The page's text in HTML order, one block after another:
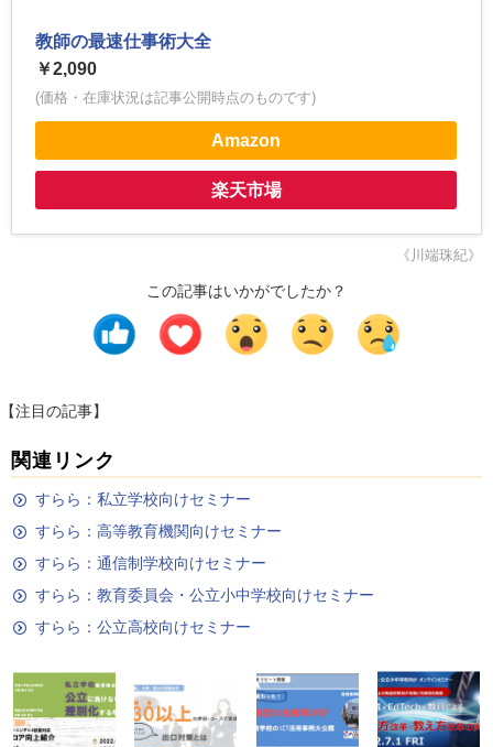
教師の最速仕事術大全
￥2,090
(価格・在庫状況は記事公開時点のものです)
Amazon
楽天市場
《川端珠紀》
この記事はいかがでしたか？
【注目の記事】
関連リンク
すらら：私立学校向けセミナー
すらら：高等教育機関向けセミナー
すらら：通信制学校向けセミナー
すらら：教育委員会・公立小中学校向けセミナー
すらら：公立高校向けセミナー